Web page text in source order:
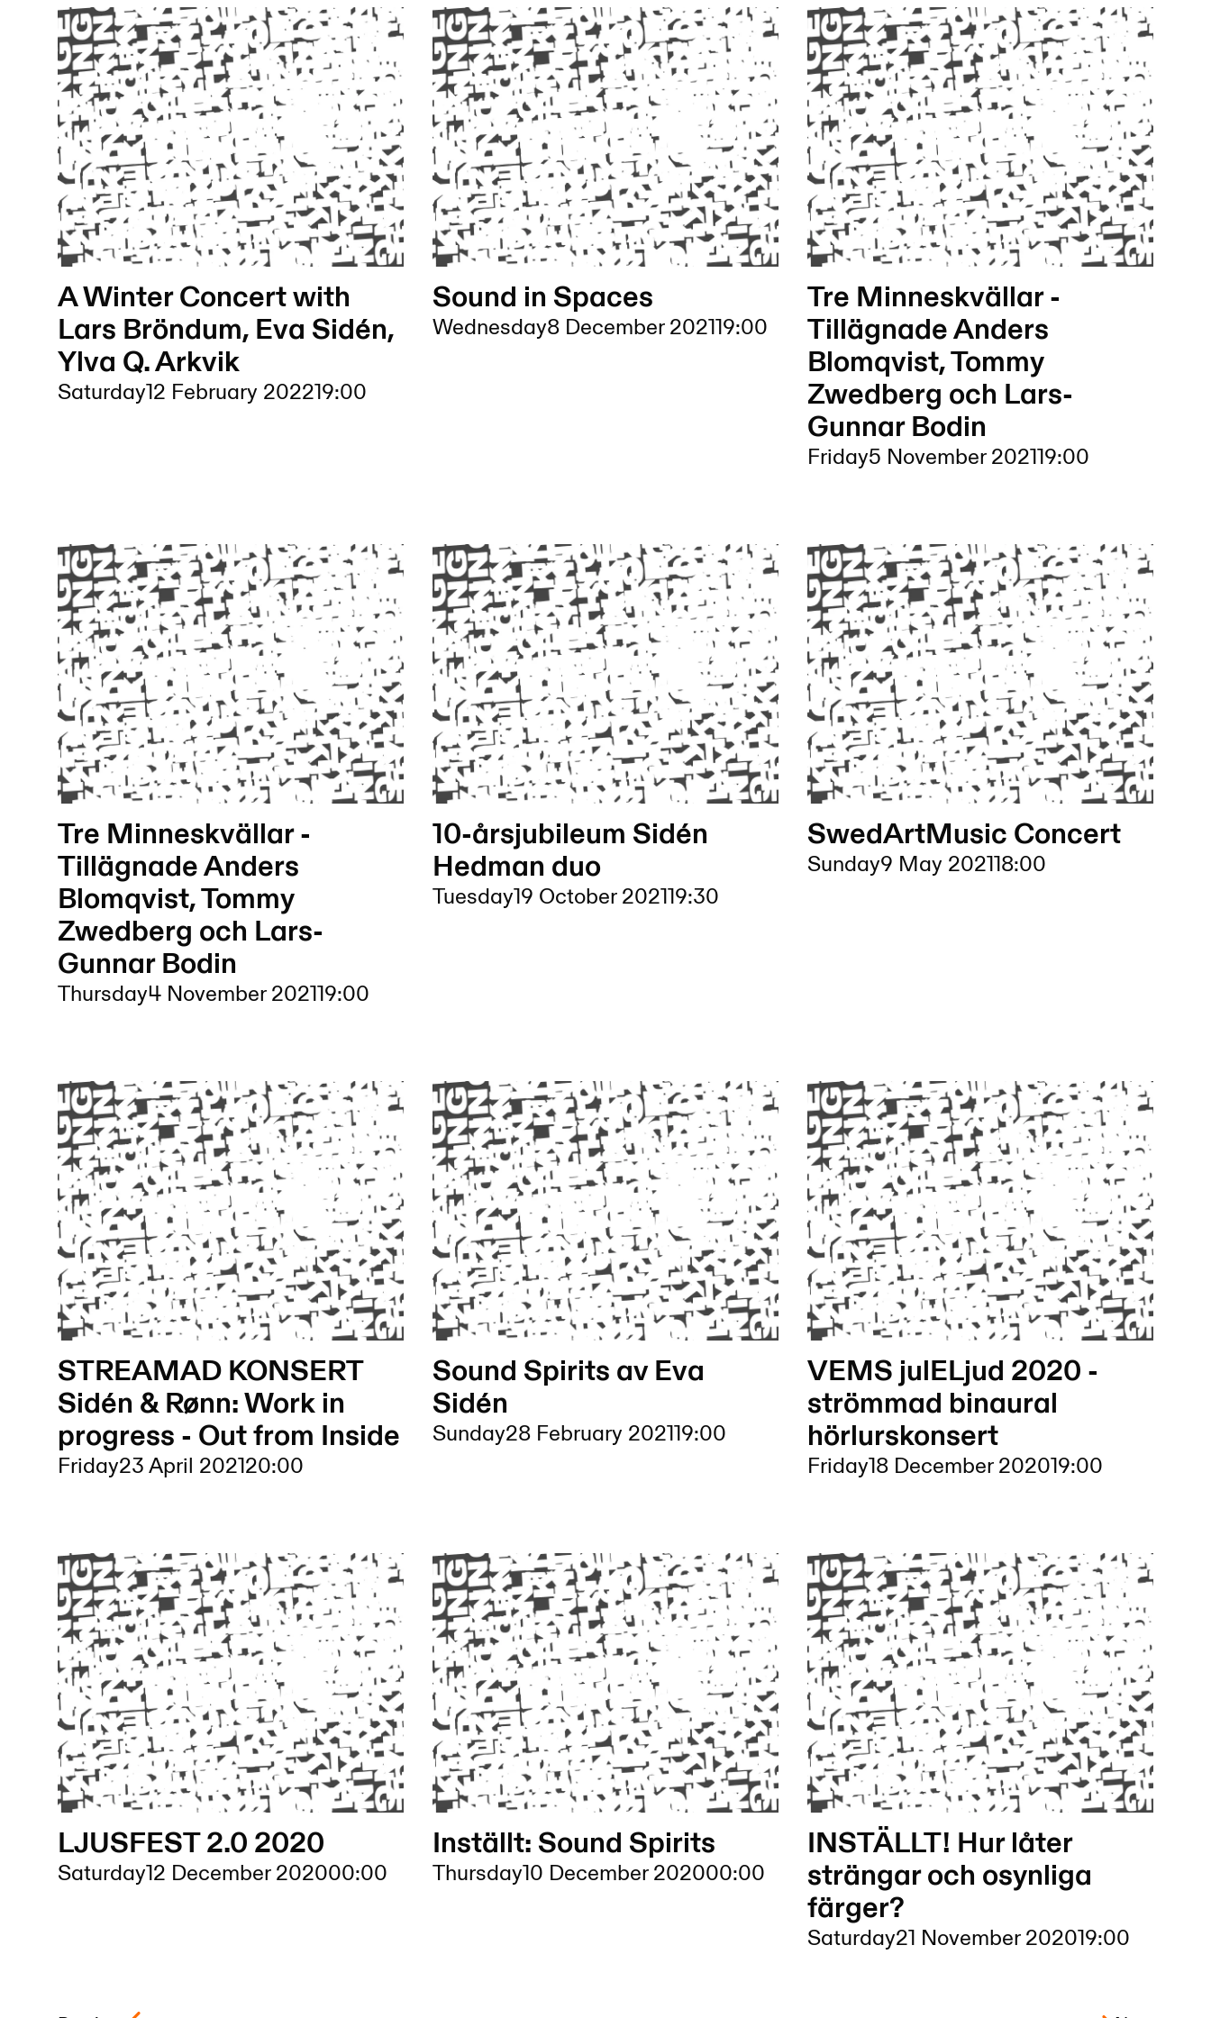
A Winter Concert with
Lars Bröndum, Eva Sidén,
Ylva Q. Arkvik
Saturday12 February 202219:00
Sound in Spaces
Wednesday8 December 202119:00
Tre Minneskvällar -
Tillägnade Anders
Blomqvist, Tommy
Zwedberg och Lars-
Gunnar Bodin
Friday5 November 202119:00
Tre Minneskvällar -
Tillägnade Anders
Blomqvist, Tommy
Zwedberg och Lars-
Gunnar Bodin
Thursday4 November 202119:00
10-årsjubileum Sidén
Hedman duo
Tuesday19 October 202119:30
SwedArtMusic Concert
Sunday9 May 202118:00
STREAMAD KONSERT
Sidén & Rønn: Work in
progress - Out from Inside
Friday23 April 202120:00
Sound Spirits av Eva
Sidén
Sunday28 February 202119:00
VEMS julELjud 2020 -
strömmad binaural
hörlurskonsert
Friday18 December 202019:00
LJUSFEST 2.0 2020
Saturday12 December 202000:00
Inställt: Sound Spirits
Thursday10 December 202000:00
INSTÄLLT! Hur låter
strängar och osynliga
färger?
Saturday21 November 202019:00